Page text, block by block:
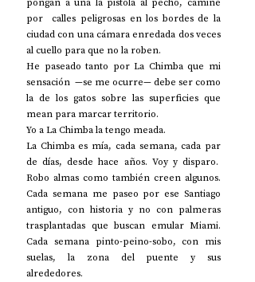
por  calles peligrosas en los bordes de la
ciudad con una cámara enredada dos veces
al cuello para que no la roben.
He paseado tanto por La Chimba que mi
sensación  —se me ocurre— debe ser como
la de los gatos sobre las superficies que
mean para marcar territorio.
Yo a La Chimba la tengo meada.
La Chimba es mía, cada semana, cada par
de días, desde hace años. Voy y disparo.
Robo almas como también creen algunos.
Cada semana me paseo por ese Santiago
antiguo, con historia y no con palmeras
trasplantadas que buscan emular Miami.
Cada semana pinto-peino-sobo, con mis
suelas, la zona del puente y sus
alrededores.